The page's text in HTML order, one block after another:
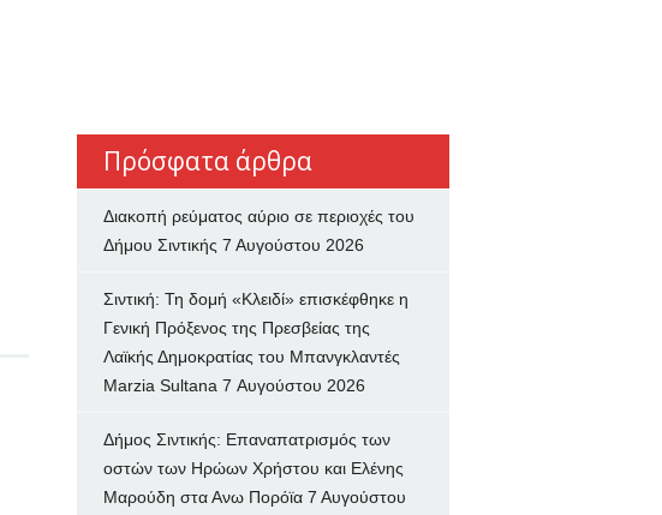
Πρόσφατα άρθρα
Διακοπή ρεύματος αύριο σε περιοχές του
Δήμου Σιντικής 7 Αυγούστου 2026
Σιντική: Τη δομή «Κλειδί» επισκέφθηκε η
Γενική Πρόξενος της Πρεσβείας της
Λαϊκής Δημοκρατίας του Μπανγκλαντές
Marzia Sultana 7 Αυγούστου 2026
Δήμος Σιντικής: Επαναπατρισμός των
oστών των Ηρώων Χρήστου και Ελένης
Μαρούδη στα Ανω Πορόϊα 7 Αυγούστου